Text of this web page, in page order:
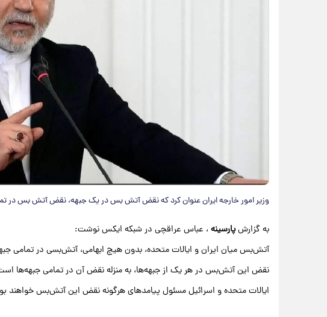
وزیر امور خارجه ایران عنوان کرد که نقض آتش بس در یک جبهه، نقض آتش بس در
به گزارشپارسینه ، عباس عراقچی در شبکه ایکس نوشت:
آتش‌بس میان ایران و ایالات متحده، بدون هیچ ابهامی، آتش‌بسی در تمامی
نقض این آتش‌بس در هر یک از جبهه‌ها، به منزله نقض آن در تمامی جبهه‌ها
ایالات متحده و اسرائیل مسئول پیامدهای هرگونه نقض این آتش‌بس خواهند